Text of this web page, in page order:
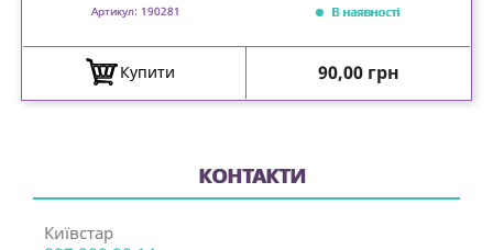
Артикул: 190281 В наявності
Купити Ціна
90,00 грн
КОНТАКТИ
Київстар